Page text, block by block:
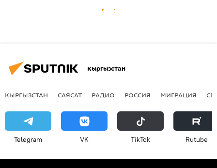
Кыргызстан
КЫРГЫЗСТАН САЯСАТ РАДИО РОССИЯ МИГРАЦИЯ
Telegram VK ТikТоk Rutube